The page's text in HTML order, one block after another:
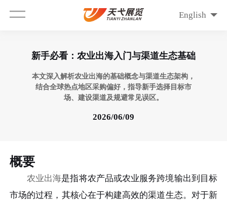
English
新手必看：农业出海入门与渠道生态基础
本文深入解析农业出海的基础概念与渠道生态架构，
结合全球热点地区采购偏好，指导新手选择目标市
场、建设渠道及规避常见误区。
2026/06/09
概要
农业出海是指将农产品或农业服务跨境输出到目标
市场的过程，其核心在于构建高效的渠道生态。对于新